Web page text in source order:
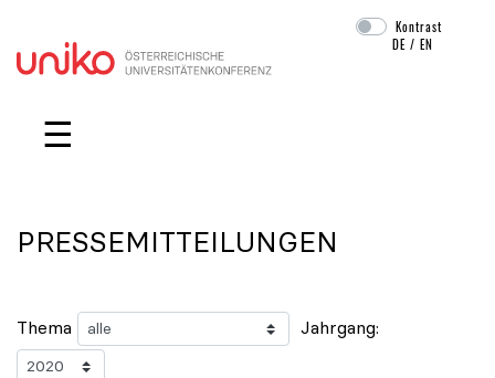
Navigation überspringen
Kontrast
DE /EN
☰
PRESSEMITTEILUNGEN
Thema Jahrgang: